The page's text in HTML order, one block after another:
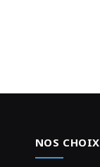
NOS CHOIX